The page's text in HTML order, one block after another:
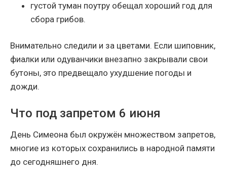
густой туман поутру обещал хороший год для
сбора грибов.
Внимательно следили и за цветами. Если шиповник,
фиалки или одуванчики внезапно закрывали свои
бутоны, это предвещало ухудшение погоды и
дожди.
Что под запретом 6 июня
День Симеона был окружён множеством запретов,
многие из которых сохранились в народной памяти
до сегодняшнего дня.